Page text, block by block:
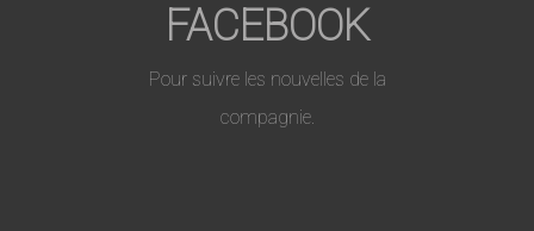
FACEBOOK
Pour suivre les nouvelles de la
compagnie.